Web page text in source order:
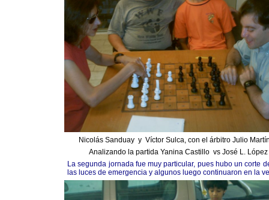
Nicolás Sanduay y Víctor Sulca, con el árbitro Julio
Analizando la partida Yanina Castillo vs José L. López
La segunda jornada fue muy particular, pues hubo un corte
las luces de emergencia y algunos luego continuaron en la